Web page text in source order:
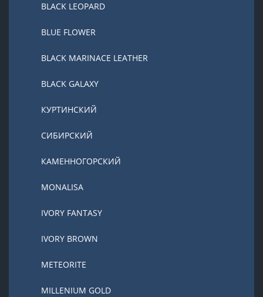
BLACK LEOPARD
BLUE FLOWER
BLACK MARINACE LEATHER
BLACK GALAXY
КУРТИНСКИЙ
СИБИРСКИЙ
КАМЕННОГОРСКИЙ
MONALISA
IVORY FANTASY
IVORY BROWN
METEORITE
MILLENIUM GOLD